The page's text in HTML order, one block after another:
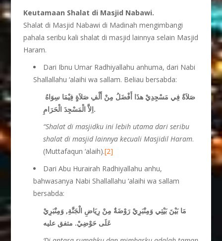
Keutamaan Shalat di Masjid Nabawi.
Shalat di Masjid Nabawi di Madinah mengimbangi
pahala seribu kali shalat di masjid lainnya selain Masjid
Haram.
Dari Ibnu Umar Radhiyallahu anhuma, dari Nabi
Shallallahu ‘alaihi wa sallam. Beliau bersabda:
صَلاَةٌ فِي مَسْجِدِيْ هذَا أَفْضَلُ مِنْ أَلْفِ صَلاَةٍ فِيْمَا سِوَاهُ
اِلاَّ الْمَسْجِدَ الْحَرَامِ.
“Shalat di masjidku ini lebih utama dari seribu
shalat di masjid lainnya kecuali Masjidil Haram.
(Muttafaqun ‘alaih).[2]
Dari Abu Hurairah Radhiyallahu anhu,
bahwasanya Nabi Shallallahu ‘alaihi wa sallam
bersabda:
مَا بَيْنَ بَيْتِي وَمِنْبَرِيْ رَوْضَةٌ مِنْ رِيَاضِ الْجَنَّةِ, وَمِنْبَرِيْ
عَلَى حَوْضِيْ. متفق عليه